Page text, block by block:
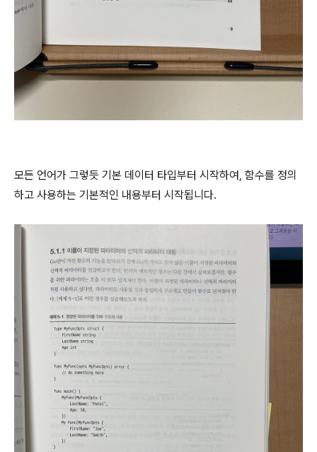
모든 언어가 그렇듯 기본 데이터 타입부터 시작하여, 함수를 정의
하고 사용하는 기본적인 내용부터 시작됩니다.